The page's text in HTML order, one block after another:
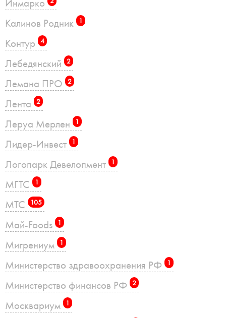
Инмарко
Калинов Родник 1
Контур 4
Лебедянский 2
Лемана ПРО 2
Лента 2
Леруа Мерлен 1
Лидер-Инвест 1
Логопарк Девелопмент 1
МГТС 1
МТС 105
Май-Foods 1
Мигрениум 1
Министерство здравоохранения РФ 1
Министерство финансов РФ 2
Москвариум 1